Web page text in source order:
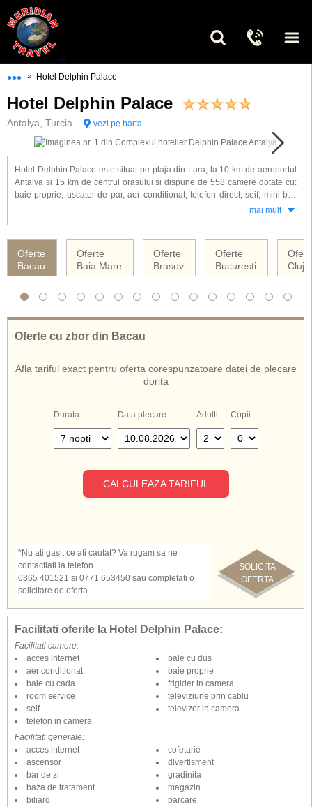
••• » Hotel Delphin Palace
Hotel Delphin Palace
Antalya, Turcia vezi pe harta
Hotel Delphin Palace este situat pe plaja din Lara, la 10 km de aeroportul
Antalya si 15 km de centrul orasului si dispune de 558 camere dotate cu:
baie proprie, uscator de par, aer conditionat, telefon direct, seif, mini bar,
chinezesc, italienesc, japonez), baruri, sala de conferinta, piscina
interioara si exterioara, piscina pentru copii, aqua park, centru fitness,
tenis(nocturn),volei pe plaja, table, darts, sporturi nautice, doctor,
frumusete, program de animatie, miniclub, spectacole in timpul serii si
parcare.
De asemenea, cunoscut si sub numele de:
Hotel Delphin Palace Turcia
mai mult
Oferte
Bacau
Oferte
Baia Mare
Oferte
Brasov
Oferte
Bucuresti
Cluj
Oferte cu zbor din Bacau
Afla tariful exact pentru oferta corespunzatoare datei de plecare
dorita
Durata: Data plecare: Adulti: Copii:
CALCULEAZA TARIFUL
SOLICITA
OFERTA
*Nu ati gasit ce ati cautat? Va rugam sa ne
contactiati la telefon
0365 401521 si 0771 653450 sau completati o
solicitare de oferta.
Facilitati oferite la Hotel Delphin Palace:
Facilitati camere:
acces internet
aer conditionat
baie cu cada
baie cu dus
baie proprie
frigider in camera
room service
seif
telefon in camera
televiziune prin cablu
televizor in camera
Facilitati generale:
acces internet
ascensor
bar de zi
baza de tratament
biliard
cofetarie
divertisment
gradinita
magazin
parcare